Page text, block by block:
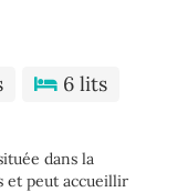
6 lits
dans la
et peut accueillir